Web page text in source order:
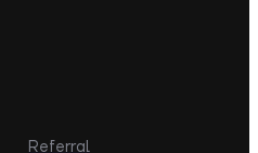
Referral